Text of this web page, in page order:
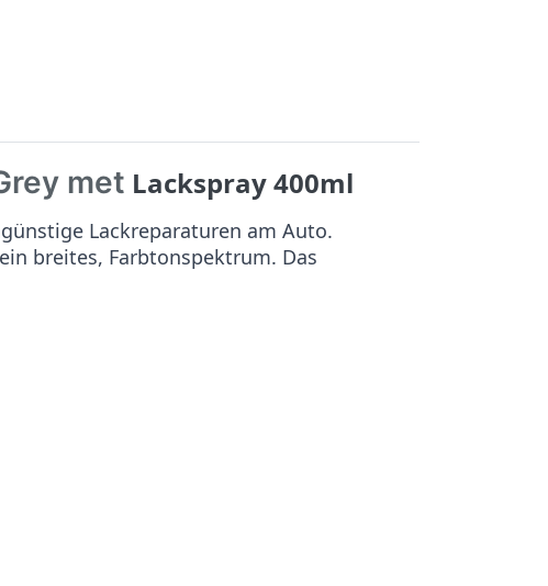
met Lackspray 400ml
Lackreparaturen am Auto.
breites, Farbtonspektrum. Das